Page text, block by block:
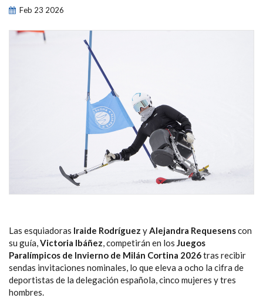
Feb 23 2026
Las esquiadoras Iraide Rodríguez yAlejandra Requesenscon
su guía,Victoria Ibáñez, competirán en los Juegos
Paralímpicos de Invierno de Milán Cortina 2026tras recibir
sendas invitaciones nominales, lo que eleva a ocho la cifra de
deportistas de la delegación española, cinco mujeres y tres
hombres.